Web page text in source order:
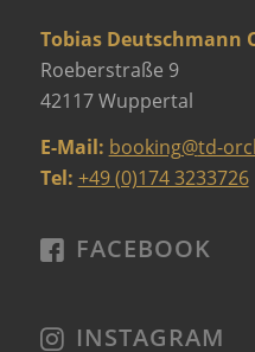
Tobias Deutschmann
Roeberstraße 9
42117 Wuppertal
E-Mail: booking@td-
Tel: +49 (0)174 3233726
FACEBOOK
INSTAGRAM